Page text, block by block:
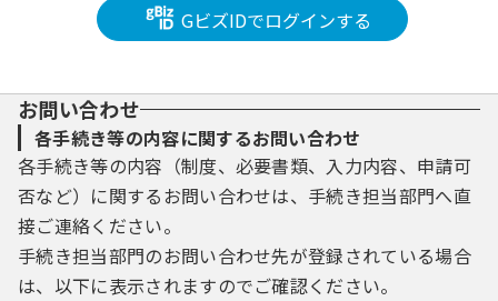
GビズIDでログインする
お問い合わせ
各手続き等の内容に関するお問い合わせ
各手続き等の内容（制度、必要書類、入力内容、申請可
否など）に関するお問い合わせは、手続き担当部門へ直
接ご連絡ください。
手続き担当部門のお問い合わせ先が登録されている場合
は、以下に表示されますのでご確認ください。